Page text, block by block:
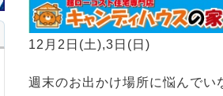
12月2日(土),3日(日)
週末のお出かけ場所に悩んでい